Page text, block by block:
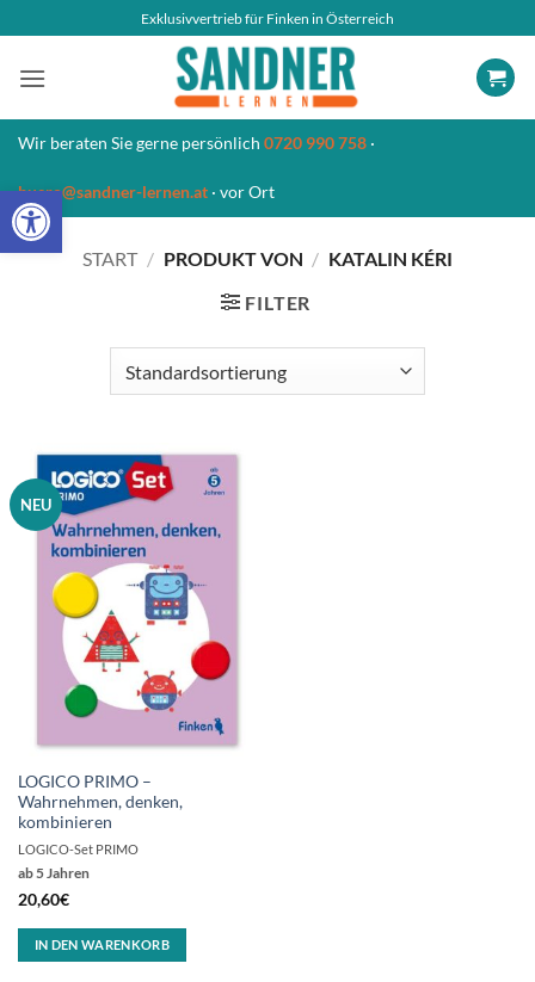
Open toolbar
Inhalt
springen
Exklusivvertrieb für Finken in Österreich
Wir beraten Sie gerne persönlich 0720 990 758 ·
buero@sandner-lernen.at · vor Ort
START / PRODUKT VON / KATALIN KÉRI
FILTER
NEU
LOGICO PRIMO –
Wahrnehmen, denken,
kombinieren
ab 5 Jahren
20,60€
LOGICO-Set PRIMO
IN DEN WARENKORB